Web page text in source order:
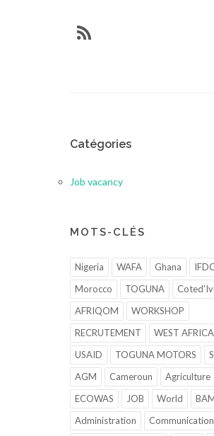
Catégories
Job vacancy
MOTS-CLÉS
Nigeria WAFA Ghana
Morocco
TOGUNA
AFRIQOM
WORKSHOP
RECRUTEMENT
WEST AFRICA
USAID
TOGUNA MOTORS
AGM
Cameroun
Agriculture
ECOWAS
JOB World
Administration
Communication